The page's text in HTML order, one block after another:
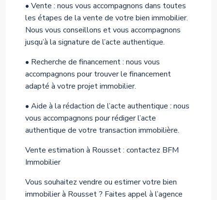
• Vente : nous vous accompagnons dans toutes
les étapes de la vente de votre bien immobilier.
Nous vous conseillons et vous accompagnons
jusqu’à la signature de l’acte authentique.
• Recherche de financement : nous vous
accompagnons pour trouver le financement
adapté à votre projet immobilier.
• Aide à la rédaction de l’acte authentique : nous
vous accompagnons pour rédiger l’acte
authentique de votre transaction immobilière.
Vente estimation à Rousset : contactez BFM
Immobilier
Vous souhaitez vendre ou estimer votre bien
immobilier à Rousset ? Faites appel à l’agence